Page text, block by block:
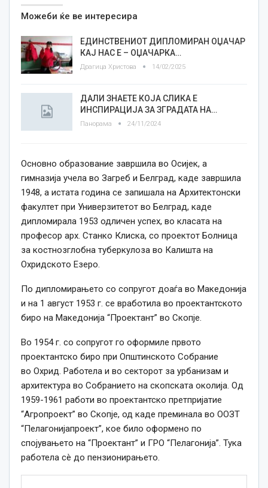
Можеби ќе ве интересира
ЕДИНСТВЕНИОТ ДИПЛОМИРАН ОЏАЧАР
КАЈ НАС Е – ОЏАЧАРКА…
Драгица Христова 14/02/2025
ДАЛИ ЗНАЕТЕ КОЈА СЛИКА Е
ИНСПИРАЦИЈА ЗА ЗГРАДАТА НА…
Панорама 24/11/2024
Основно образование завршила во Осијек, а
гимназија учела во Загреб и Белград, каде завршила
1948, а истата година се запишала на Архитектонски
факултет при Универзитетот во Белград, каде
дипломирала 1953 одличен успех, во класата на
професор арх. Станко Клиска, со проектот Болница
за костнозглобна туберкулоза во Калишта на
Охридското Езеро.
По дипломирањето со сопругот доаѓа во Македонија
и на 1 август 1953 г. се вработила во проектантското
биро на Македонија “Проектант” во Скопје.
Во 1954 г. со сопругот го оформиле првото
проектантско биро при Општинското Собрание
во Охрид. Работела и во секторот за урбанизам и
архитектура во Собранието на скопската околија. Од
1959-1961 работи во проектантско претпријатие
“Агропроект” во Скопје, од каде преминала во ООЗТ
“Пелагонијапроект”, кое било оформено по
спојувањето на “Проектант” и ГРО “Пелагонија”. Тука
работела сè до пензионирањето.